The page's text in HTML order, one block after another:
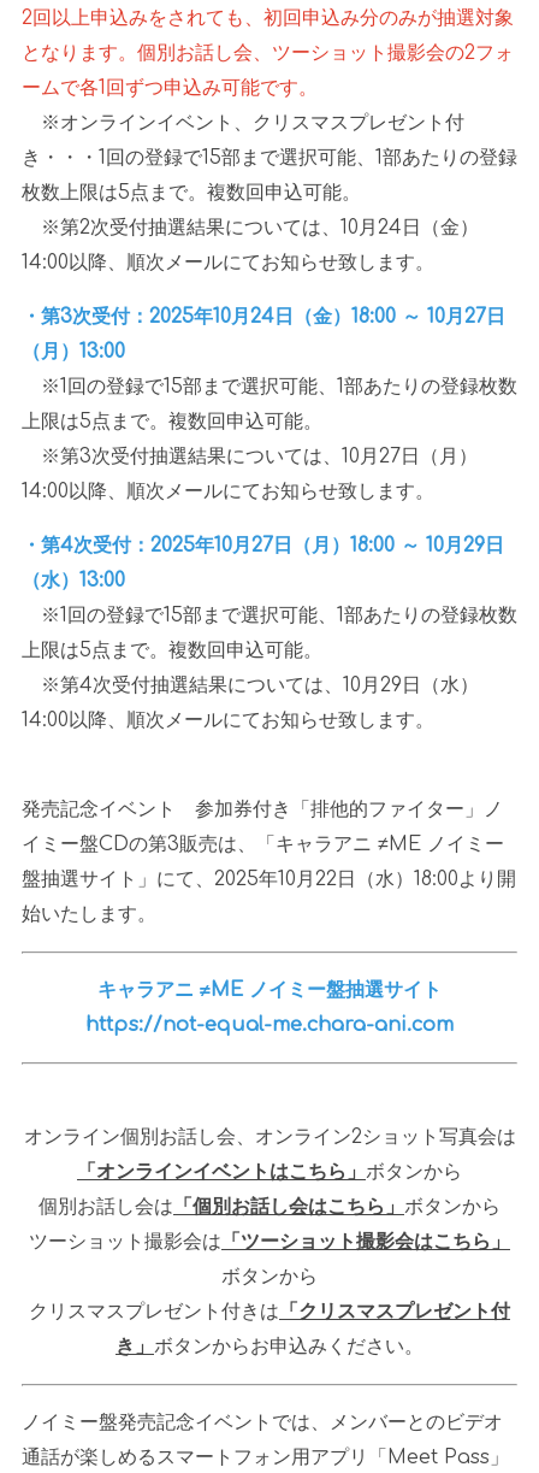
2回以上申込みをされても、初回申込み分のみが抽選対象
となります。個別お話し会、ツーショット撮影会の2フォ
ームで各1回ずつ申込み可能です。
※オンラインイベント、クリスマスプレゼント付
き・・・ 1 回の登録で15部まで選択可能、 1部あたりの登録
枚数上限は5点まで。複数回申込可能。
※第2次受付抽選結果については、 10 月 24 日（金）
14:00以降、順次メールにてお知らせ致します。
・第3次受付：2025年10月24日（金）18:00 ～ 10月27日
（月）13:00
※1 回の登録で15部まで選択可能、 1部あたりの登録枚数
上限は5点まで。複数回申込可能。
※第3次受付抽選結果については、 10 月 27日（月）
14:00以降、順次メールにてお知らせ致します。
・第4次受付：2025年10月27日（月）18:00 ～ 10月29日
（水）13:00
※1 回の登録で15部まで選択可能、 1部あたりの登録枚数
上限は5点まで。複数回申込可能。
※第4次受付抽選結果については、 10 月 29 日（水）
14:00以降、順次メールにてお知らせ致します。
発売記念イベント 参加券付き「排他的ファイター」ノ
イミー盤CDの第3販売は、「キャラアニ ≠ME ノイミー
盤抽選サイト」にて、 2025年10 月 22日（水） 18:00より開
始いたします。
キャラアニ ≠ME ノイミー盤抽選サイト
https://not-equal-me.chara-ani.com
オンライン個別お話し会、オンライン2ショット写真会は
「オンラインイベントはこちら」 ボタンから
個別お話し会は 「個別お話し会はこちら」 ボタンから
ツーショット撮影会は 「ツーショット撮影会はこちら」
ボタンから
クリスマスプレゼント付きは 「クリスマスプレゼント付
き」 ボタンからお申込みください。
ノイミー盤発売記念イベントでは、メンバーとのビデオ
通話が楽しめるスマートフォン用アプリ「 Meet Pass 」